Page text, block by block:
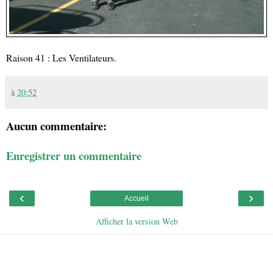
Raison 41 : Les Ventilateurs.
à 20:52
Aucun commentaire:
Enregistrer un commentaire
‹ ›
Accueil
Afficher la version Web